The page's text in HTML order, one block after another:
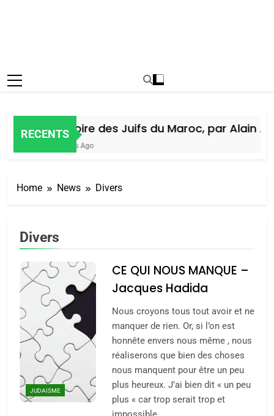
RECENTS
Histoire des Juifs du Maroc, par Alain
5 Jours Ago
Home News Divers
Divers
JUDAISME
CE QUI NOUS MANQUE –
Jacques Hadida
Nous croyons tous tout avoir et ne
manquer de rien. Or, si l’on est
honnête envers nous même , nous
réaliserons que bien des choses
nous manquent pour être un peu
plus heureux. J’ai bien dit « un peu
plus « car trop serait trop et